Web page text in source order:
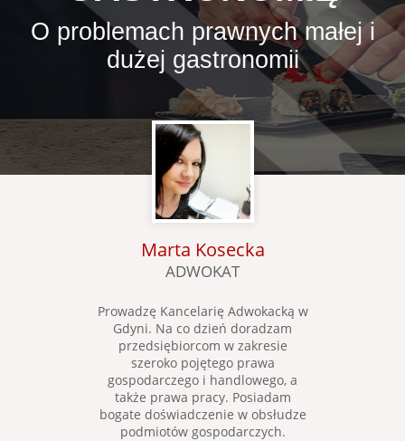
O problemach prawnych małej i
dużej gastronomii
Marta Kosecka
ADWOKAT
Prowadzę Kancelarię Adwokacką w
Gdyni. Na co dzień doradzam
przedsiębiorcom w zakresie
szeroko pojętego prawa
gospodarczego i handlowego, a
także prawa pracy. Posiadam
bogate doświadczenie w obsłudze
podmiotów gospodarczych.